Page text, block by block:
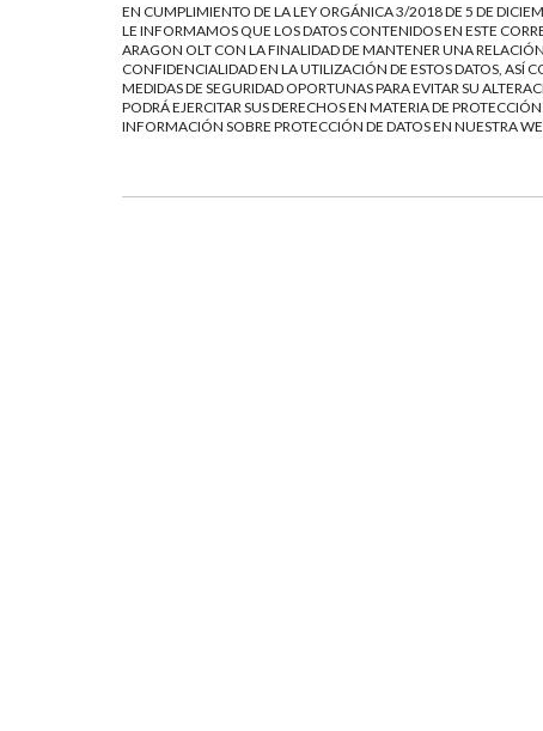
EN CUMPLIMIENTO DE LA LEY ORGÁNICA 3/2018 DE 5 DE
LE INFORMAMOS QUE LOS DATOS CONTENIDOS EN ESTE
ARAGON OLT CON LA FINALIDAD DE MANTENER UNA
CONFIDENCIALIDAD EN LA UTILIZACIÓN DE ESTOS DATOS, ASÍ
MEDIDAS DE SEGURIDAD OPORTUNAS PARA EVITAR SU
PODRÁ EJERCITAR SUS DERECHOS EN MATERIA DE
INFORMACIÓN SOBRE PROTECCIÓN DE DATOS EN NUESTRA